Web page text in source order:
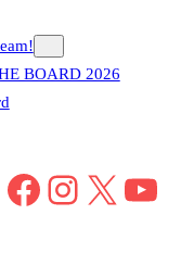
BOARD 2026
Facebook Instagram X YouTube